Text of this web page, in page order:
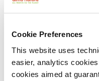
Cookie Preferences
This website uses
easier, analytics
cookies aimed at